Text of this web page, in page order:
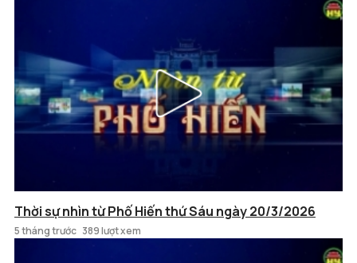
Thời sự nhìn từ Phố Hiến thứ Sáu ngày 20/3/2026
5 tháng trước 389 lượt xem